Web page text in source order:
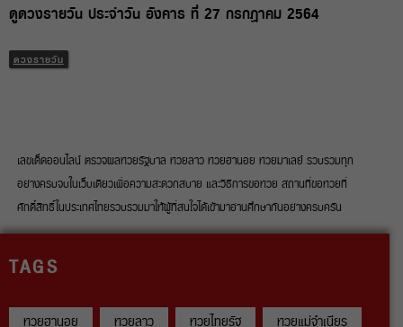
ดูดวงรายวัน ประจำวัน อังคาร ที่ 27 กรกฎาคม 2564
ดวงรายวัน
เลขเด็ดออนไลน์ ตรวจผลหวยรัฐบาล หวยลาว หวยฮานอย หวยมาเลย์ รวบรวมทุก
อย่างครบจบในเว็บเดียวเพื่อความสะดวกสบาย และวิธีการขอหวย สถานที่ขอหวยที่
ศักดิ์สิทธิ์ในประเทศไทยรวบรวมมาให้ผู้ที่สนใจได้เข้ามาอ่านศึกษากันอย่างครบครัน
TAGS
หวยฮานอย หวยลาว หวยไทยรัฐ หวยแม่จำเนียร